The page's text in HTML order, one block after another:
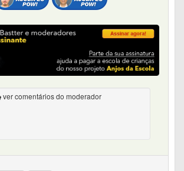
ver comentários do moderador